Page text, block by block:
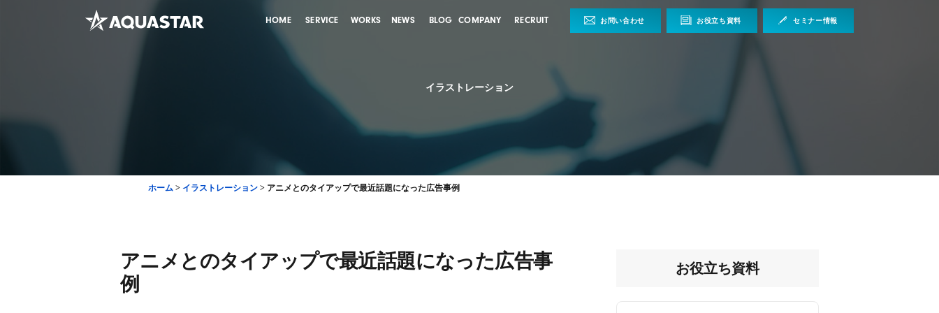
HOME SERVICE WORKS NEWS BLOG COMPANY RECRUIT お問い合わせ お役立ち資料 セミナー情報
イラストレーション
ホーム > イラストレーション > アニメとのタイアップで最近話題になった広告事例
アニメとのタイアップで最近話題になった広告事
例
お役立ち資料